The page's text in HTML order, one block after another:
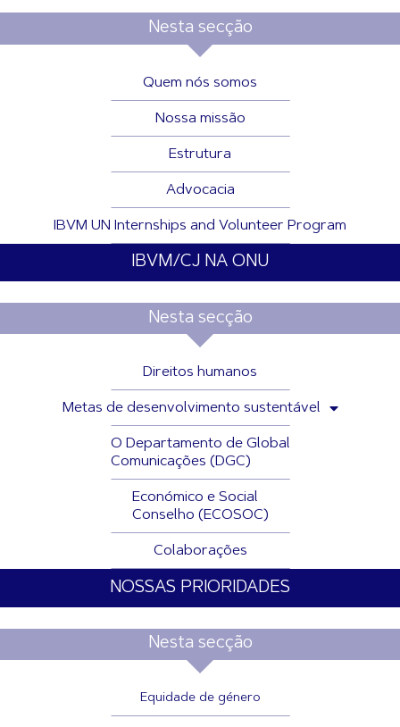
Nesta secção
Quem nós somos
Nossa missão
Estrutura
Advocacia
IBVM UN Internships and Volunteer Program
IBVM/CJ NA ONU
Nesta secção
Direitos humanos
Metas de desenvolvimento sustentável
O Departamento de Global
Comunicações (DGC)
Económico e Social
Conselho (ECOSOC)
Colaborações
NOSSAS PRIORIDADES
Nesta secção
Equidade de género